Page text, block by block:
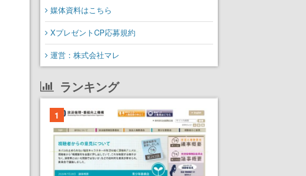
媒体資料はこちら
XプレゼントCP応募規約
運営：株式会社マレ
ランキング
1